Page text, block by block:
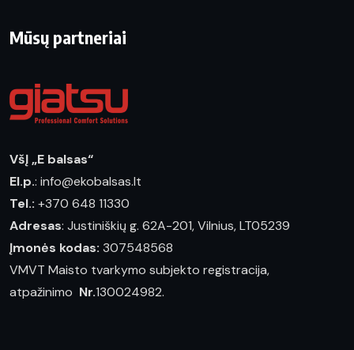
Mūsų partneriai
VšĮ „E balsas“
El.p.: info@ekobalsas.lt
Tel.: +370 648 11330
Adresas: Justiniškių g. 62A-201, Vilnius, LT05239
Įmonės kodas: 307548568
VMVT Maisto tvarkymo subjekto registracija,
atpažinimo Nr.130024982.